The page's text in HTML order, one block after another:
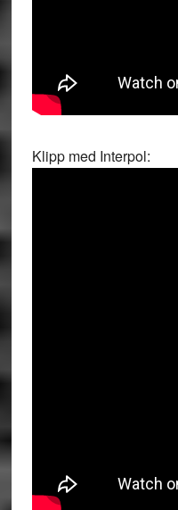
Klipp med Interpol: